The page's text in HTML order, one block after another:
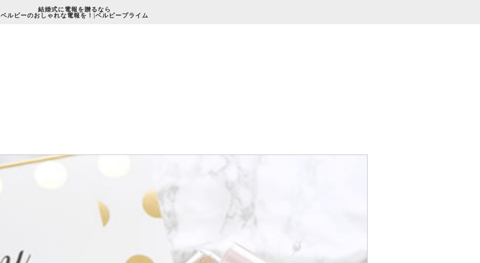
結婚式に電報を贈るなら
ベルビーのおしゃれな電報を！|ベルビープライム